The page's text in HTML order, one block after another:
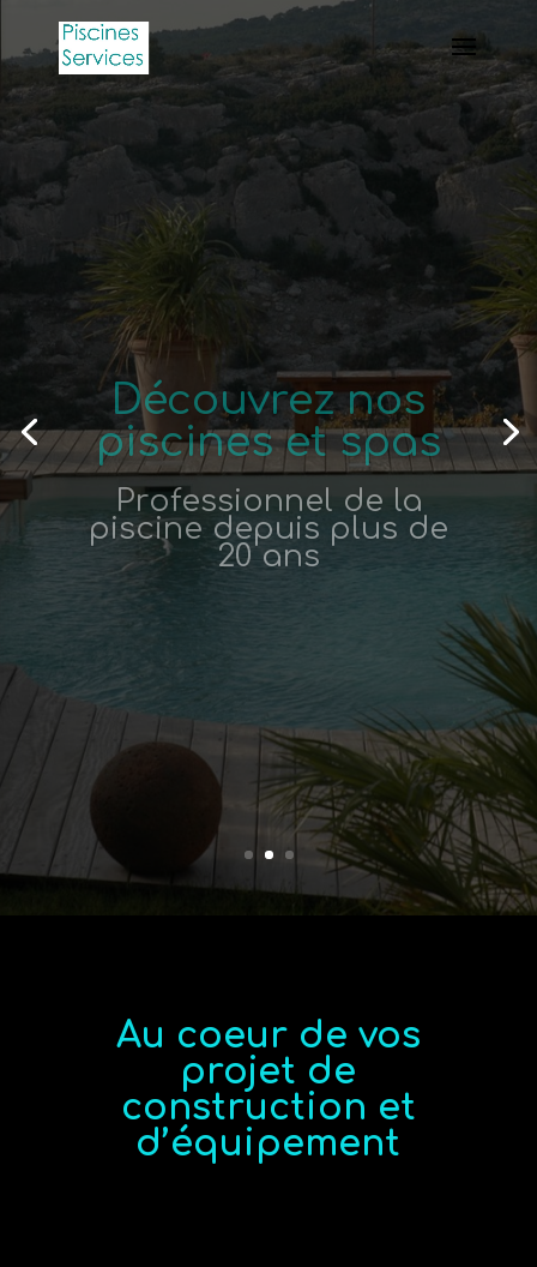
Découvrez nos
piscines et spas
Professionnel de la
piscine depuis plus de
20 ans
Au coeur de vos
projet de
construction et
d’équipement